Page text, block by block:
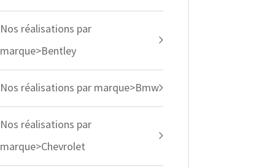
Nos réalisations par
marque>Bentley
Nos réalisations par marque>Bmw
Nos réalisations par
marque>Chevrolet